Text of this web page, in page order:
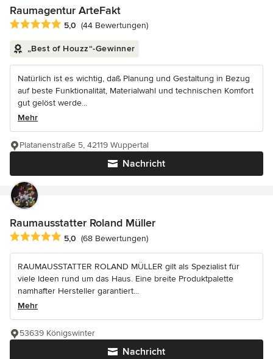
Raumagentur ArteFakt
Durchschnittliche Bewertung: 5 von 5 Sternen
5,0 (44 Bewertungen)
„Best of Houzz“-Gewinner
Natürlich ist es wichtig, daß Planung und Gestaltung in Bezug
auf beste Funktionalität, Materialwahl und technischen Komfort
gut gelöst werde...
Mehr
Nachricht
Platanenstraße 5, 42119 Wuppertal
Raumausstatter Roland Müller
Durchschnittliche Bewertung: 5 von 5 Sternen
5,0 (68 Bewertungen)
RAUMAUSSTATTER ROLAND MÜLLER gilt als Spezialist für
viele Ideen rund um das Haus. Eine breite Produktpalette
namhafter Hersteller garantiert...
Mehr
Nachricht
53639 Königswinter